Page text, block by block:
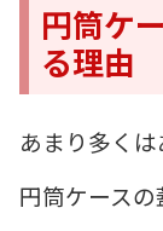
円筒ケ
る理由
あまり多く
円筒ケース